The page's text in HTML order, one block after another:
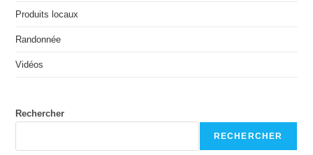
Produits locaux
Randonnée
Vidéos
Rechercher
RECHERCHER